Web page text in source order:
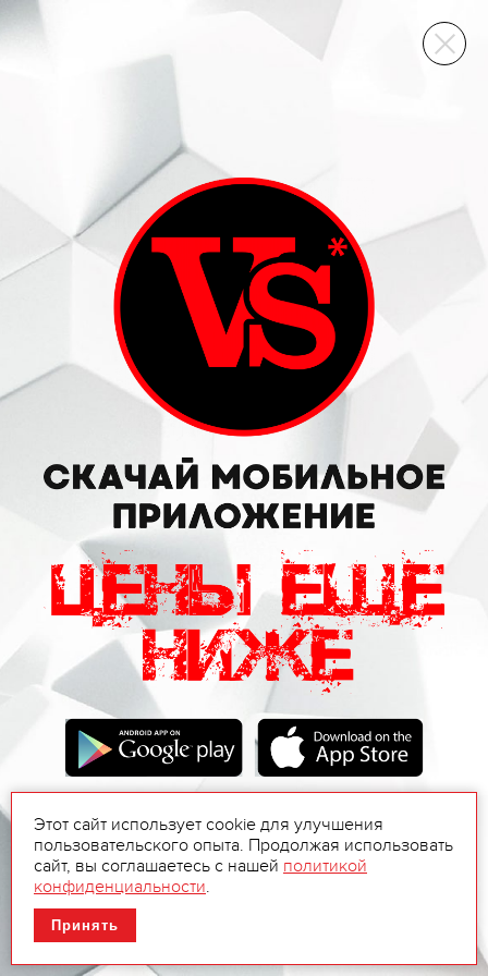
ВИННЫЙ СКЛАД
Этот сайт использует cookie для улучшения
пользовательского опыта. Продолжая использовать
сайт, вы соглашаетесь с нашей политикой
конфиденциальности.
Принять